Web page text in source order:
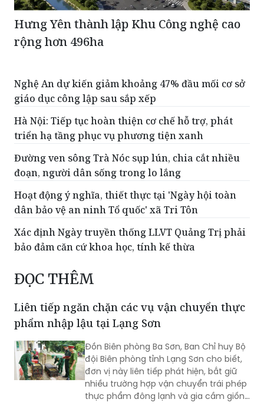
Hưng Yên thành lập Khu Công nghệ cao
rộng hơn 496ha
Nghệ An dự kiến giảm khoảng 47% đầu mối cơ sở
giáo dục công lập sau sắp xếp
Hà Nội: Tiếp tục hoàn thiện cơ chế hỗ trợ, phát
triển hạ tầng phục vụ phương tiện xanh
Đường ven sông Trà Nóc sụp lún, chia cắt nhiều
đoạn, người dân sống trong lo lắng
Hoạt động ý nghĩa, thiết thực tại 'Ngày hội toàn
dân bảo vệ an ninh Tổ quốc' xã Tri Tôn
Xác định Ngày truyền thống LLVT Quảng Trị phải
bảo đảm căn cứ khoa học, tính kế thừa
ĐỌC THÊM
Liên tiếp ngăn chặn các vụ vận chuyển thực
phẩm nhập lậu tại Lạng Sơn
Đồn Biên phòng Ba Sơn, Ban Chỉ huy Bộ
đội Biên phòng tỉnh Lạng Sơn cho biết,
đơn vị này liên tiếp phát hiện, bắt giữ
nhiều trường hợp vận chuyển trái phép
thực phẩm đông lạnh và gia cầm giống